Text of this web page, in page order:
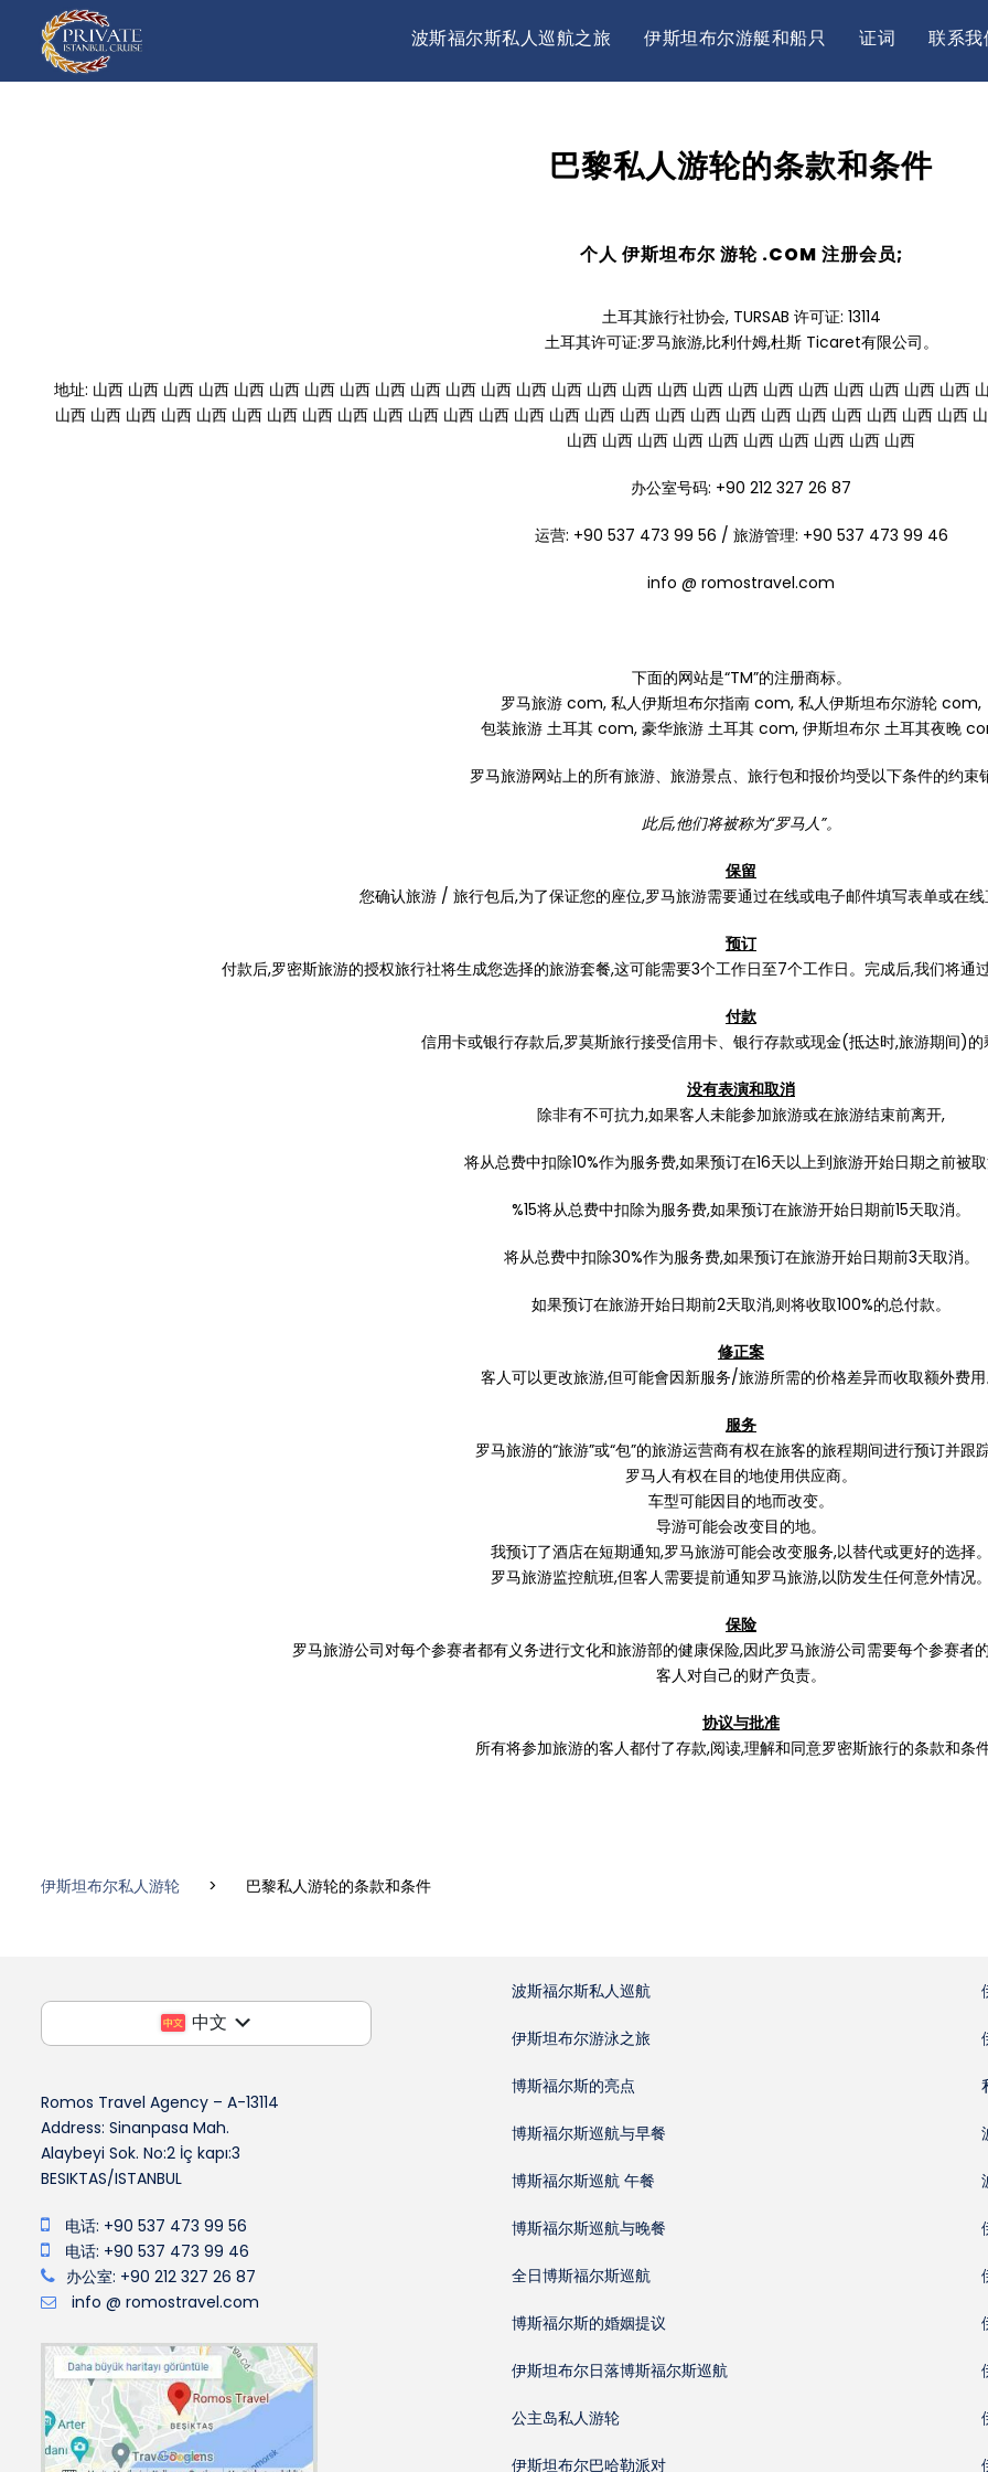
波斯福尔斯私人巡航之旅 伊斯坦布尔游艇和船只 证词 联系我
巴黎私人游轮的条款和条件
个人 伊斯坦布尔 游轮 .COM 注册会员;
土耳其旅行社协会, TURSAB 许可证: 13114
土耳其许可证:罗马旅游,比利什姆,杜斯 Ticaret有限公司。
地址: 山西 山西 山西 山西 山西 山西 山西 山西 山西 山西 山西 山西 山西 山西 山西 山西 山西 山西 山西 山西 山西 山西 山西 山西 山西
山西 山西 山西 山西 山西 山西 山西 山西 山西 山西 山西 山西 山西 山西 山西 山西 山西 山西 山西 山西 山西 山西 山西 山西 山西 山西
山西 山西 山西 山西 山西 山西 山西 山西 山西 山西
办公室号码: +90 212 327 26 87
运营: +90 537 473 99 56 / 旅游管理: +90 537 473 99 46
info @ romostravel.com
下面的网站是“TM”的注册商标。
罗马旅游 com, 私人伊斯坦布尔指南 com, 私人伊斯坦布尔游轮 com,
包装旅游 土耳其 com, 豪华旅游 土耳其 com, 伊斯坦布尔 土耳其夜晚
罗马旅游网站上的所有旅游、旅游景点、旅行包和报价均受以下条件的约束
此后,他们将被称为“罗马人”。
保留
您确认旅游 / 旅行包后,为了保证您的座位,罗马旅游需要通过在线或电子邮件填写表单或在线
预订
付款后,罗密斯旅游的授权旅行社将生成您选择的旅游套餐,这可能需要3个工作日至7个工作日。完成后,我们将通
付款
信用卡或银行存款后,罗莫斯旅行接受信用卡、银行存款或现金(抵达时,旅游期间)的
没有表演和取消
除非有不可抗力,如果客人未能参加旅游或在旅游结束前离开,
将从总费中扣除10%作为服务费,如果预订在16天以上到旅游开始日期之前被取
%15将从总费中扣除为服务费,如果预订在旅游开始日期前15天取消。
将从总费中扣除30%作为服务费,如果预订在旅游开始日期前3天取消。
如果预订在旅游开始日期前2天取消,则将收取100%的总付款。
修正案
客人可以更改旅游,但可能會因新服务/旅游所需的价格差异而收取额外费用
服务
罗马旅游的“旅游”或“包”的旅游运营商有权在旅客的旅程期间进行预订并跟踪
罗马人有权在目的地使用供应商。
车型可能因目的地而改变。
导游可能会改变目的地。
我预订了酒店在短期通知,罗马旅游可能会改变服务,以替代或更好的选择。
罗马旅游监控航班,但客人需要提前通知罗马旅游,以防发生任何意外情况。
保险
罗马旅游公司对每个参赛者都有义务进行文化和旅游部的健康保险,因此罗马旅游公司需要每个参赛者
客人对自己的财产负责。
协议与批准
所有将参加旅游的客人都付了存款,阅读,理解和同意罗密斯旅行的条款和条件
伊斯坦布尔私人游轮 > 巴黎私人游轮的条款和条件
中文
Romos Travel Agency – A-13114
Address: Sinanpasa Mah.
Alaybeyi Sok. No:2 İç kapı:3
BESIKTAS/ISTANBUL
电话: +90 537 473 99 56
电话: +90 537 473 99 46
办公室: +90 212 327 26 87
info @ romostravel.com
波斯福尔斯私人巡航
伊斯坦布尔游泳之旅
博斯福尔斯的亮点
博斯福尔斯巡航与早餐
博斯福尔斯巡航 午餐
博斯福尔斯巡航与晚餐
全日博斯福尔斯巡航
博斯福尔斯的婚姻提议
伊斯坦布尔日落博斯福尔斯巡航
公主岛私人游轮
伊斯坦布尔巴哈勒派对